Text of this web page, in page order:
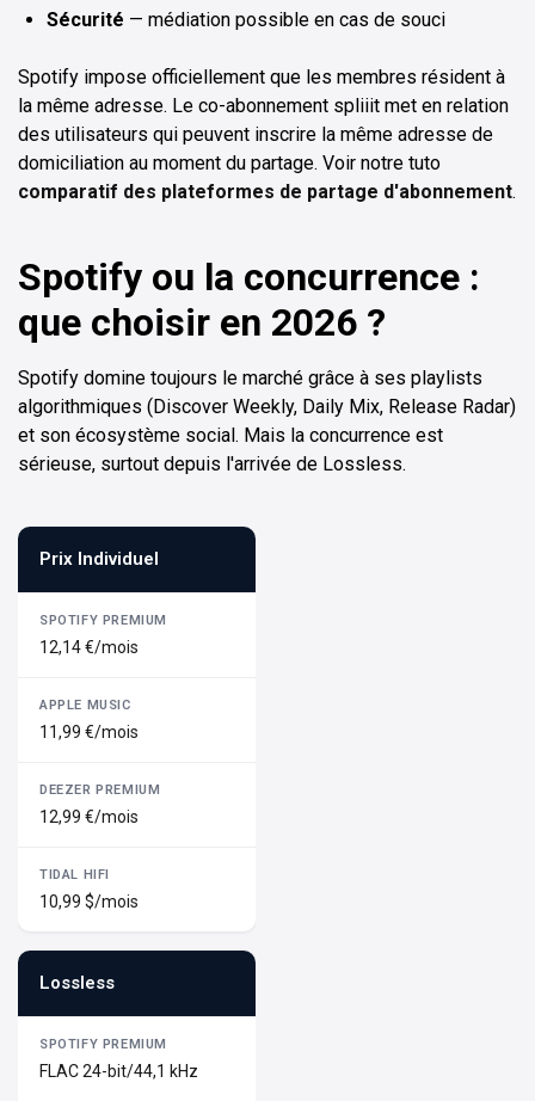
Sécurité — médiation possible en cas de souci
Spotify impose officiellement que les membres résident à
la même adresse. Le co-abonnement spliiit met en relation
des utilisateurs qui peuvent inscrire la même adresse de
domiciliation au moment du partage. Voir notre tuto
comparatif des plateformes de partage d'abonnement.
Spotify ou la concurrence :
que choisir en 2026 ?
Spotify domine toujours le marché grâce à ses playlists
algorithmiques (Discover Weekly, Daily Mix, Release Radar)
et son écosystème social. Mais la concurrence est
sérieuse, surtout depuis l'arrivée de Lossless.
Prix Individuel
12,14 €/mois
11,99 €/mois
12,99 €/mois
10,99 $/mois
Lossless
FLAC 24-bit/44,1 kHz